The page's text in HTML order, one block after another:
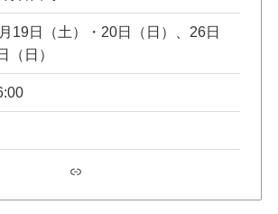
19日（土）・20日（日）、26日
（日）
リンク